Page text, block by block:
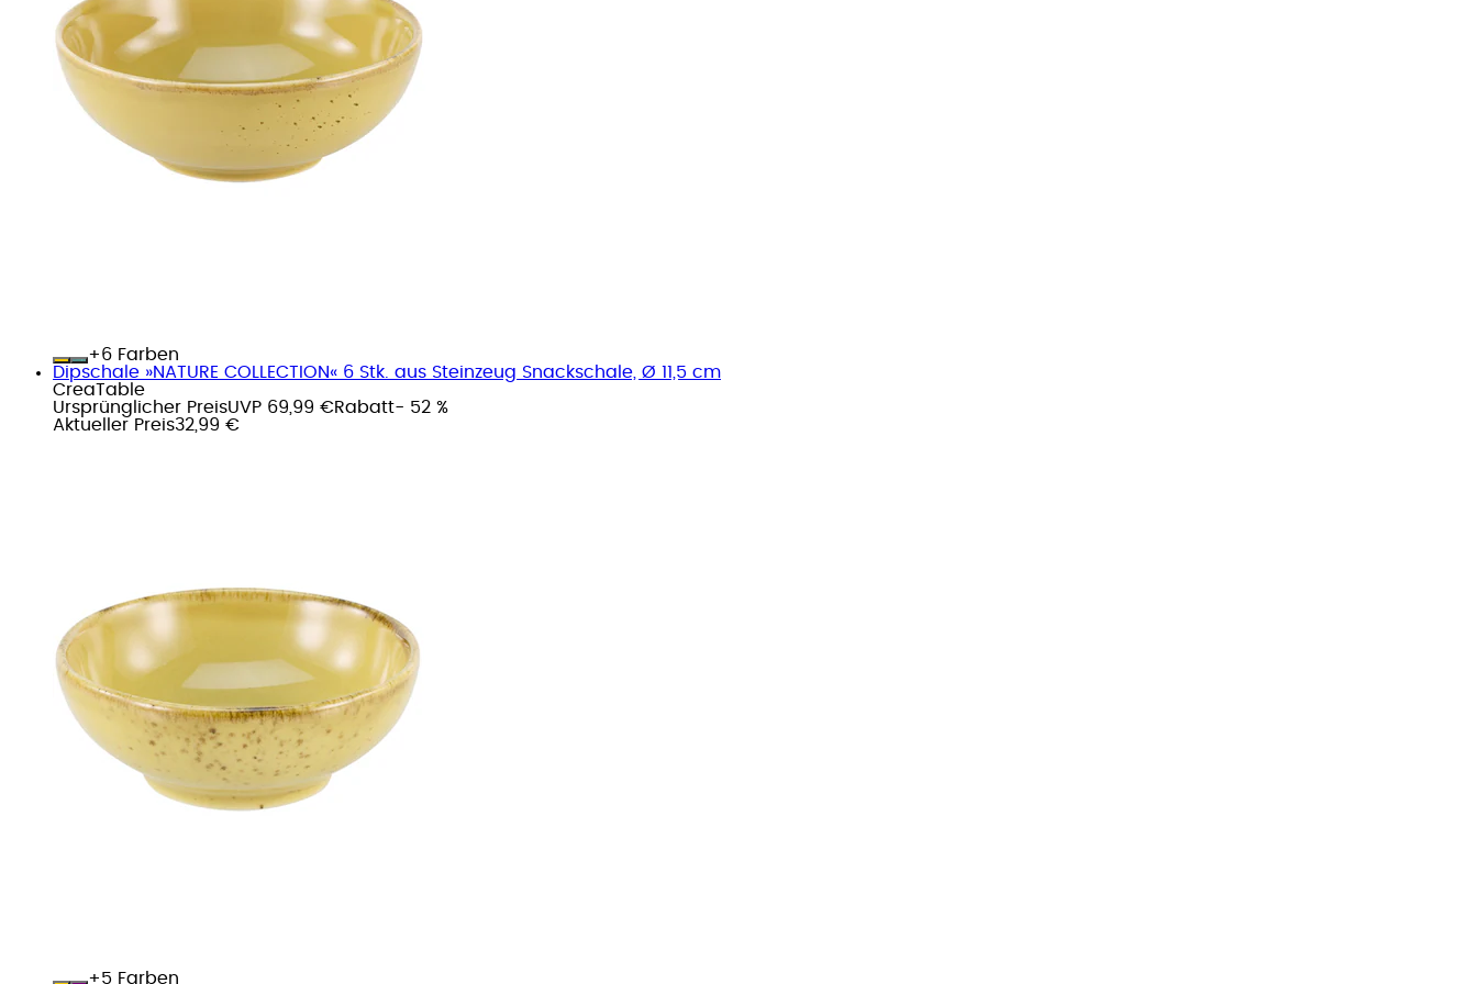
+
Farben
Dipschale »NATURE COLLECTION« 6 Stk. aus Steinzeug Snackschale, Ø 11,5 cm
CreaTable
Ursprünglicher PreisUVP 69,99 €Rabatt- 52 %
Aktueller Preis32,99 €
+ Farben